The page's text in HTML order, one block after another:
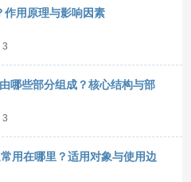
作用原理与影响因素
3
哪些部分组成？核心结构与部
3
用在哪里？适用对象与使用边